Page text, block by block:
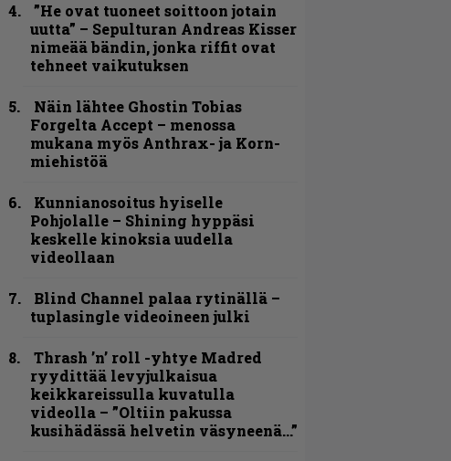
”He ovat tuoneet soittoon jotain
uutta” – Sepulturan Andreas Kisser
nimeää bändin, jonka riffit ovat
tehneet vaikutuksen
Näin lähtee Ghostin Tobias
Forgelta Accept – menossa
mukana myös Anthrax- ja Korn-
miehistöä
Kunnianosoitus hyiselle
Pohjolalle – Shining hyppäsi
keskelle kinoksia uudella
videollaan
Blind Channel palaa rytinällä –
tuplasingle videoineen julki
Thrash ’n’ roll -yhtye Madred
ryydittää levyjulkaisua
keikkareissulla kuvatulla
videolla – ”Oltiin pakussa
kusihädässä helvetin väsyneenä…”